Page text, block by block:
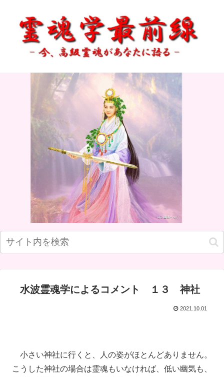
水波霊魂学によるコメント １３ 神社
2021.10.01
小さい神社に行くと、人の姿がほとんどありません。
こうした神社の場合は霊魂もいなければ、低い幽気も、